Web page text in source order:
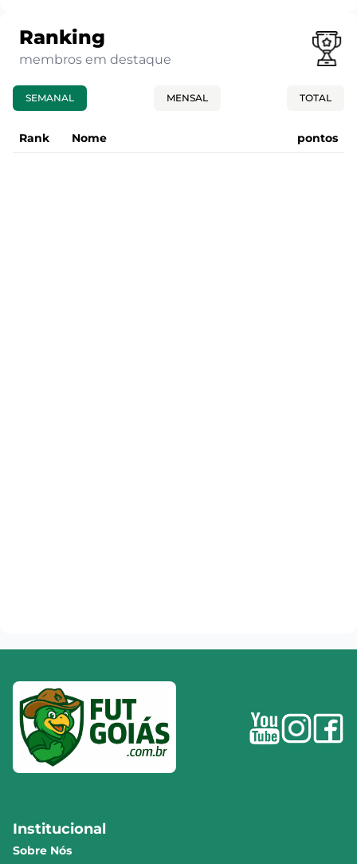
Ranking
membros em destaque
SEMANAL MENSAL TOTAL
Rank Nome pontos
Institucional
Sobre Nós